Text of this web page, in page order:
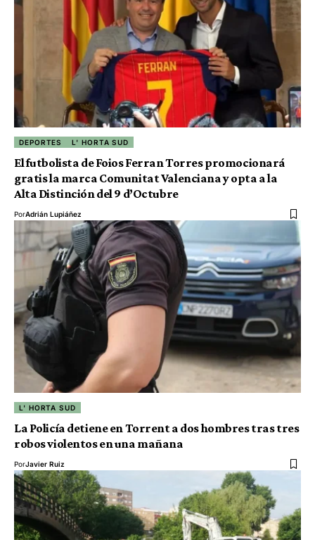
DEPORTES L' HORTA SUD
El futbolista de Foios Ferran Torres promocionará
gratis la marca Comunitat Valenciana y opta a la
Alta Distinción del 9 d’Octubre
PorAdrián Lupiáñez
L' HORTA SUD
La Policía detiene en Torrent a dos hombres tras tres
robos violentos en una mañana
PorJavier Ruiz